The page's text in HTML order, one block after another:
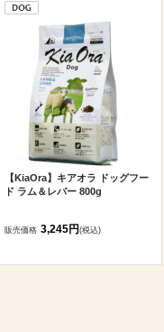
【KiaOra】キアオラ ドッグフー
ド ラム＆レバー 800g
販売価格 3,245円(税込)